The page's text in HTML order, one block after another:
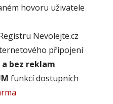
hovoru uživatele
Nevolejte.cz
připojení
bez reklam
funkcí dostupních